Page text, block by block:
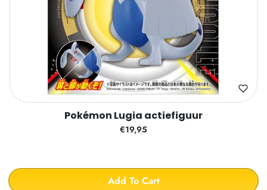
Pokémon Lugia actiefiguur
€19,95
Add To Cart